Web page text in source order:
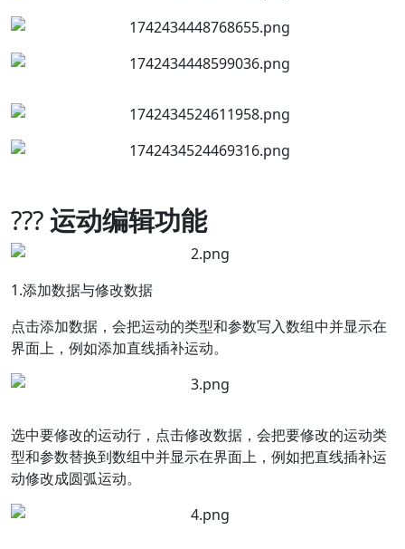
???运动编辑功能
1.添加数据与修改数据
点击添加数据，会把运动的类型和参数写入数组中并显示在
界面上，例如添加直线插补运动。
选中要修改的运动行，点击修改数据，会把要修改的运动类
型和参数替换到数组中并显示在界面上，例如把直线插补运
动修改成圆弧运动。